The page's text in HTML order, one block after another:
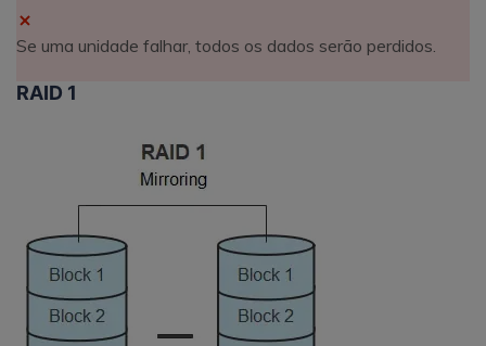
Se uma unidade falhar, todos os dados serão perdidos.
RAID 1